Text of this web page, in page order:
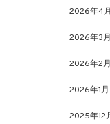
2026年4月
2026年3月
2026年2月
2026年1月
2025年12